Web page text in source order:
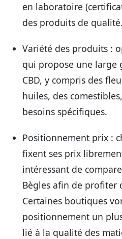
en laboratoire
des produits de qualité.
Variété des produits :
qui propose une large
CBD, y compris des
huiles, des
besoins spécifiques.
Positionnement prix :
fixent ses prix
intéressant de
Bègles afin de profiter
Certaines boutiques
positionnement un
lié à la qualité des